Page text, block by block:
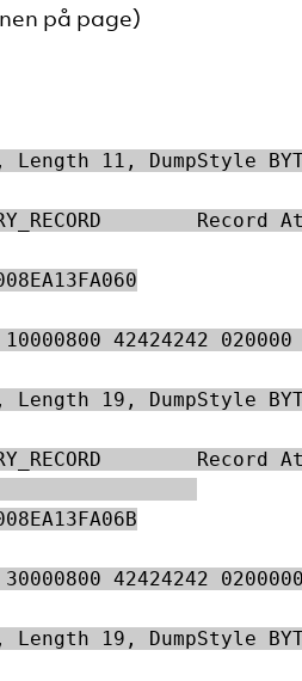
på page)
11, DumpStyle
10000800
19, DumpStyle
Record
= 19
30000800 42424242
19, DumpStyle